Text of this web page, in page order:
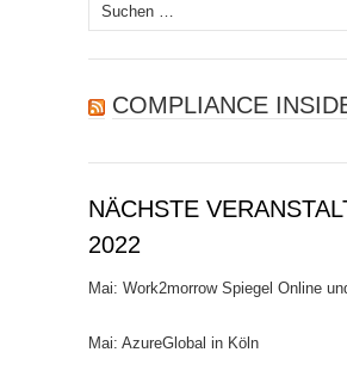
Suchen
nach:
COMPLIANCE
NÄCHSTE
2022
Mai: Work2morrow Spiegel Online
Mai: AzureGlobal in Köln